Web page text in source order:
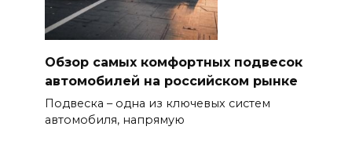
Обзор самых комфортных подвесок
автомобилей на российском рынке
Подвеска – одна из ключевых систем
автомобиля, напрямую